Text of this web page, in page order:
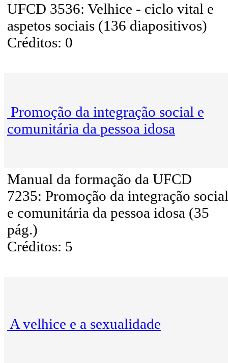
UFCD 3536: Velhice - ciclo vital e
aspetos sociais (136 diapositivos)
Créditos: 0
Promoção da integração social e
comunitária da pessoa idosa
Manual da formação da UFCD
7235: Promoção da integração social
e comunitária da pessoa idosa (35
pág.)
Créditos: 5
A velhice e a sexualidade